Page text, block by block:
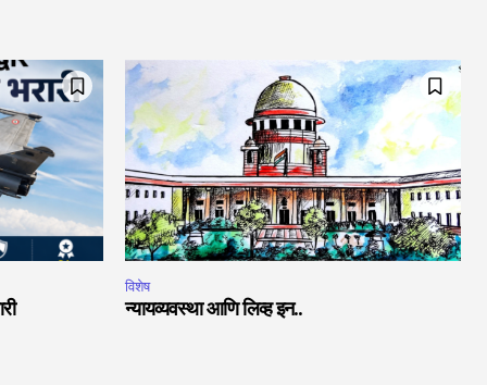
विशेष
न्यायव्यवस्था आणि लिव्ह इन..